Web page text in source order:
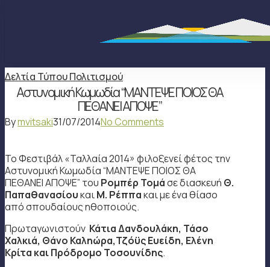
Δελτία Τύπου Πολιτισμού
Αστυνομική Κωμωδία “ΜΑΝΤΕΨΕ ΠΟΙΟΣ ΘΑ
ΠΕΘΑΝΕΙ ΑΠΟΨΕ”
Bymvitsaki31/07/2014No Comments
Το Φεστιβάλ «Ταλλαία 2014» φιλοξενεί φέτος την
Αστυνομική Κωμωδία “ΜΑΝΤΕΨΕ ΠΟΙΟΣ ΘΑ
ΠΕΘΑΝΕΙ ΑΠΟΨΕ” του Ρομπέρ Τομάσε διασκευή Θ.
ΠαπαθανασίουκαιΜ. Ρέππακαι με ένα θίασο
από σπουδαίους ηθοποιούς.
Πρωταγωνιστούν Κάτια Δανδουλάκη, Τάσο
Χαλκιά, Θάνο Καληώρα,Τζόϋς Ευείδη, Ελένη
Κρίτα και Πρόδρομο Τοσουνίδης.
Close
Menu